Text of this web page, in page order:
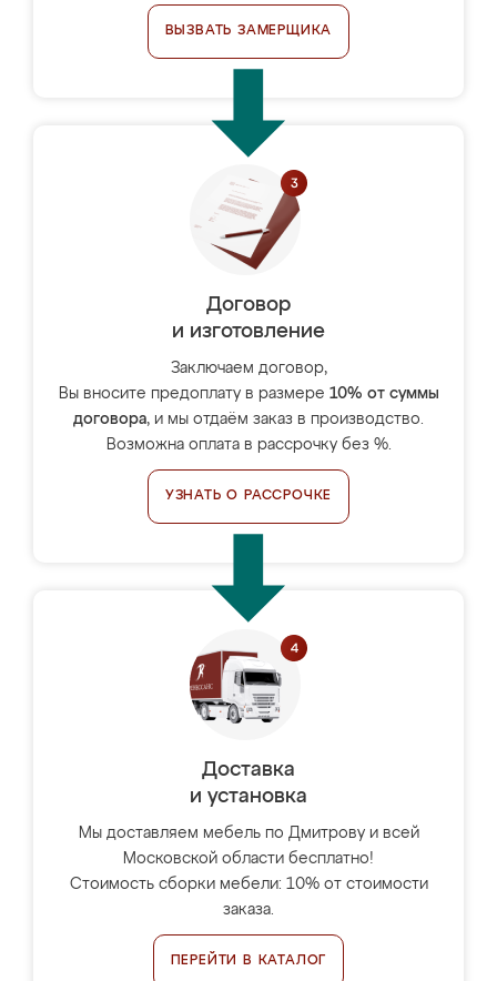
ВЫЗВАТЬ ЗАМЕРЩИКА
Договор
и изготовление
Заключаем договор,
Вы вносите предоплату в размере 10% от суммы
договора, и мы отдаём заказ в производство.
Возможна оплата в рассрочку без %.
УЗНАТЬ О РАССРОЧКЕ
Доставка
и установка
Мы доставляем мебель по Дмитрову и всей
Московской области бесплатно!
Стоимость сборки мебели: 10% от стоимости
заказа.
ПЕРЕЙТИ В КАТАЛОГ